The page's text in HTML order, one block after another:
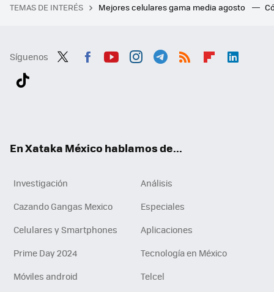
TEMAS DE INTERÉS Mejores celulares gama media agosto
Síguenos
En Xataka México hablamos de...
Investigación
Análisis
Cazando Gangas Mexico
Especiales
Celulares y Smartphones
Aplicaciones
Prime Day 2024
Tecnología en México
Móviles android
Telcel